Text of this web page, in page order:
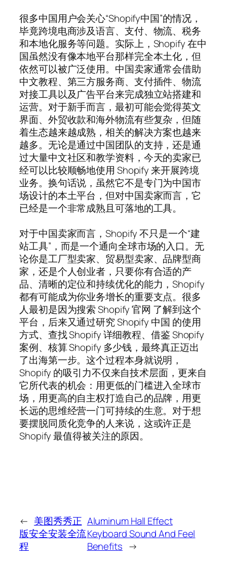
很多中国用户会关心“Shopify中国”的情况，
毕竟跨境电商涉及语言、支付、物流、税务
和本地化服务等问题。实际上，Shopify 在中
国虽然没有像本地平台那样完全本土化，但
依然可以被广泛使用。中国卖家通常会借助
中文教程、第三方服务商、支付插件、物流
对接工具以及广告平台来完成独立站搭建和
运营。对于新手而言，最初可能会觉得英文
界面、外贸收款和海外物流有些复杂，但随
着生态越来越成熟，相关的解决方案也越来
越多。无论是通过中国团队的支持，还是通
过大量中文社区和教学资料，今天的卖家已
经可以比较顺畅地使用 Shopify 来开展跨境
业务。换句话说，虽然它不是专门为中国市
场设计的本土平台，但对中国卖家而言，它
已经是一个非常成熟且可落地的工具。
对于中国卖家而言，Shopify 不只是一个“建
站工具”，而是一个通向全球市场的入口。无
论你是工厂型卖家、贸易型卖家、品牌型商
家，还是个人创业者，只要你有合适的产
品、清晰的定位和持续优化的能力，Shopify
都有可能成为你业务增长的重要支点。很多
人最初是因为搜索 Shopify 官网 了解到这个
平台，后来又通过研究 Shopify 中国 的使用
方式、查找 Shopify 详细教程、借鉴 Shopify
案例、核算 Shopify 多少钱，最终真正迈出
了出海第一步。这个过程本身就说明，
Shopify 的吸引力不仅来自技术层面，更来自
它所代表的机会：用更低的门槛进入全球市
场，用更高的自主权打造自己的品牌，用更
长远的思维经营一门可持续的生意。对于想
要摆脱同质化竞争的人来说，这或许正是
Shopify 最值得被关注的原因。
← 美图秀秀正
版安全安装全流
程
Aluminum Hall Effect
Keyboard Sound And Feel
Benefits →